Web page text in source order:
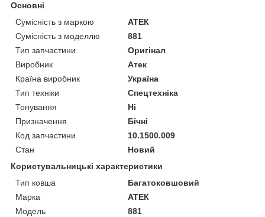
Основні
Сумісність з маркою
АТЕК
Сумісність з моделлю
881
Тип запчастини
Оригінал
Виробник
Атек
Країна виробник
Україна
Тип техніки
Спецтехніка
Тонування
Ні
Призначення
Бічні
Код запчастини
10.1500.009
Стан
Новий
Користувальницькі характеристики
Тип ковша
Багатоковшовий
Марка
АТЕК
Модель
881